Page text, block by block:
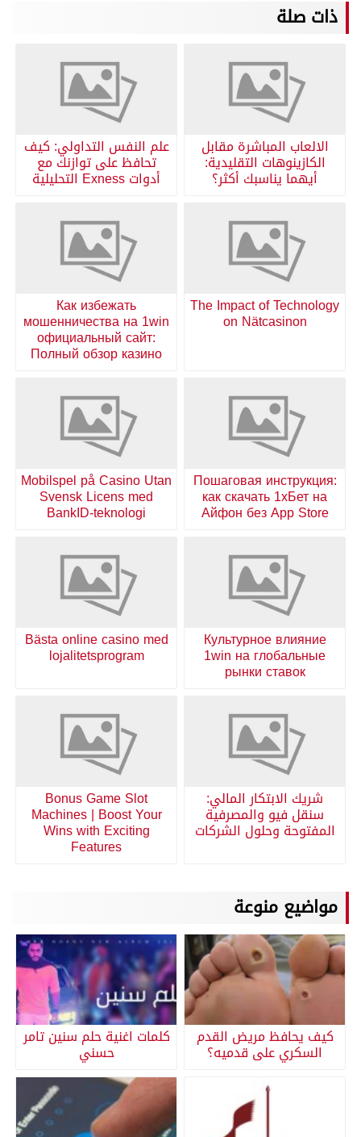
ذات صلة
الالعاب المباشرة مقابل
الكازينوهات التقليدية:
أيهما يناسبك أكثر؟
علم النفس التداولي: كيف
تحافظ على توازنك مع
أدوات Exness التحليلية
The Impact of Technology
on Nätcasinon
Как избежать
мошенничества на 1win
официальный сайт:
Полный обзор казино
Пошаговая инструкция:
как скачать 1хБет на
Айфон без App Store
Mobilspel på Casino Utan
Svensk Licens med
BankID-teknologi
Культурное влияние
1win на глобальные
рынки ставок
Bästa online casino med
lojalitetsprogram
شريك الابتكار المالي:
سنقل فيو والمصرفية
المفتوحة وحلول الشركات
Bonus Game Slot
Machines | Boost Your
Wins with Exciting
Features
مواضيع منوعة
كيف يحافظ مريض القدم
السكري على قدميه؟
كلمات اغنية حلم سنين تامر
حسني